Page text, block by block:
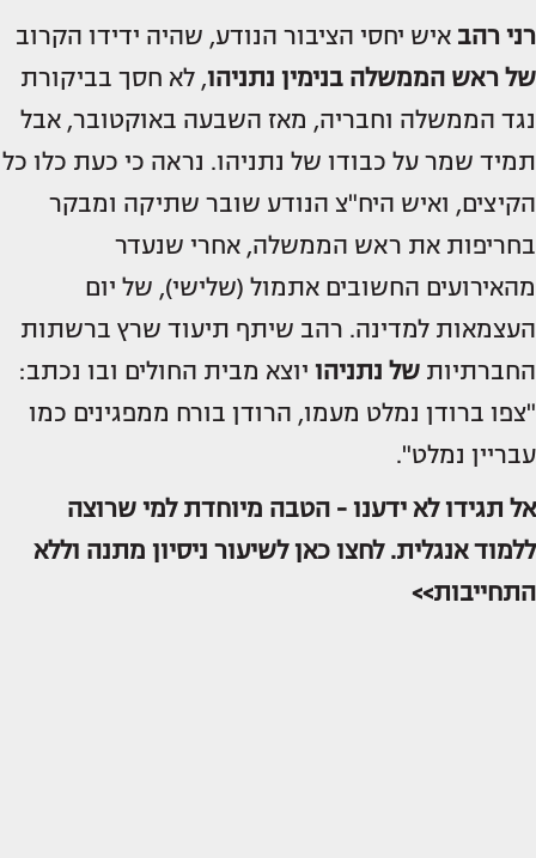
רני רהב איש יחסי הציבור הנודע, שהיה ידידו הקרוב
של ראש הממשלה בנימין נתניהו, לא חסך בביקורת
נגד הממשלה וחבריה, מאז השבעה באוקטובר, אבל
תמיד שמר על כבודו של נתניהו. נראה כי כעת כלו כל
הקיצים, ואיש היח"צ הנודע שובר שתיקה ומבקר
בחריפות את ראש הממשלה, אחרי שנעדר
מהאירועים החשובים אתמול (שלישי), של יום
העצמאות למדינה. רהב שיתף תיעוד שרץ ברשתות
החברתיות של נתניהו יוצא מבית החולים ובו נכתב:
"צפו ברודן נמלט מעמו, הרודן בורח ממפגינים כמו
עבריין נמלט".
אל תגידו לא ידענו - הטבה מיוחדת למי שרוצה
ללמוד אנגלית. לחצו כאן לשיעור ניסיון מתנה וללא
התחייבות>>